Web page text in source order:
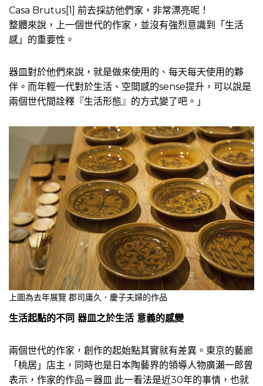
Casa Brutus[1] 前去採訪他們家，非常漂亮呢！
整體來說，上一個世代的作家，並沒有強烈意識到「生活
感」的重要性。
器皿對於他們來說，就是做來使用的、每天每天使用的夥
伴。而年輕一代對於生活、空間感的sense提升，可以說是
兩個世代間詮釋『生活形態』的方式變了吧。」
上圖為去年展覽 郡司庸久．慶子夫婦的作品
生活起點的不同 器皿之於生活 意義的感變
兩個世代的作家，創作的起始點其實就有差異。東京的藝廊
「桃居」店主，同時也是日本陶藝界的領導人物廣瀨一郎曾
表示，作家的作品＝器皿 此一看法是近30年的事情，也就